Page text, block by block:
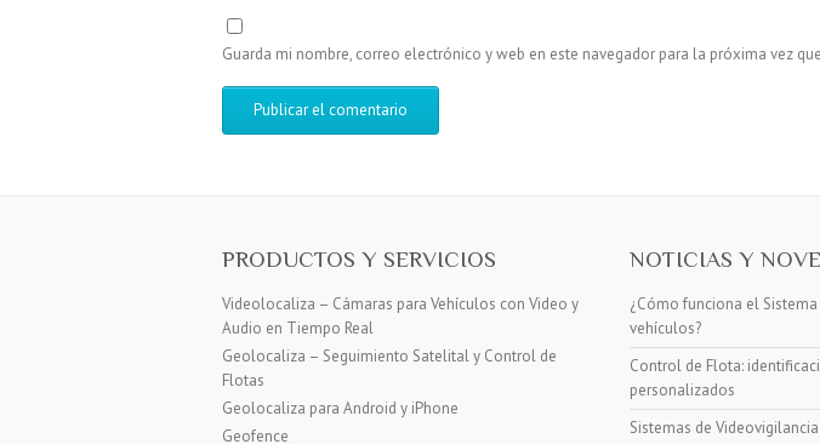
Guarda mi nombre, correo electrónico y web en este navegador para la próxima vez
PRODUCTOS Y SERVICIOS
Videolocaliza – Cámaras para Vehículos con Video y
Audio en Tiempo Real
Geolocaliza – Seguimiento Satelital y Control de
Flotas
Geolocaliza para Android y iPhone
Geofence
NOTICIAS Y
¿Cómo funciona el
vehículos?
Control de Flota:
personalizados
Sistemas de